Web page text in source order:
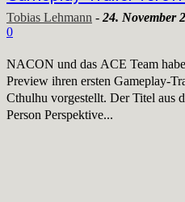
Tobias Lehmann - 24. November
0
NACON und das ACE Team
Preview ihren ersten Gameplay-
Cthulhu vorgestellt. Der Titel aus
Person Perspektive...